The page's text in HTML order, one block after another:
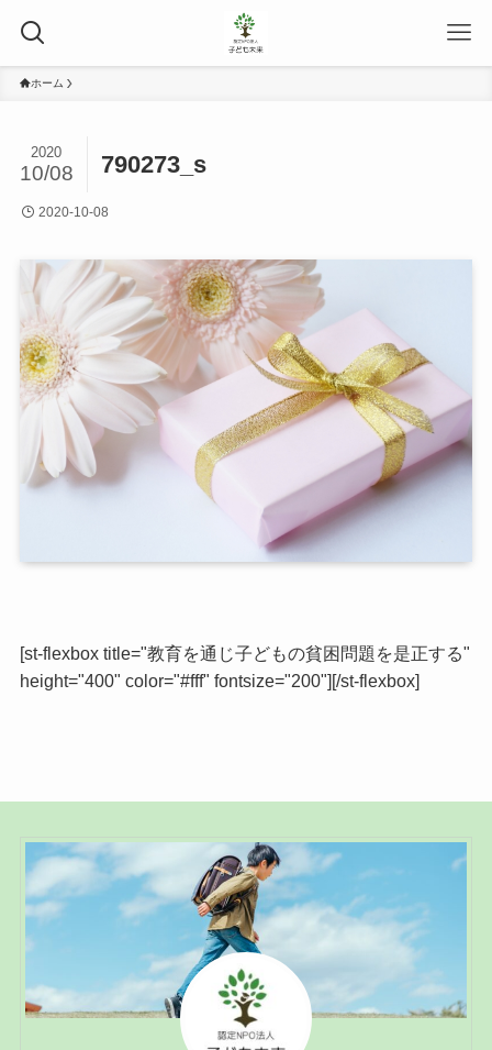
ホーム
790273_s
2020
10/08
2020-10-08
[st-flexbox title="教育を通じ子どもの貧困問題を是正する"
height="400" color="#fff" fontsize="200"][/st-flexbox]